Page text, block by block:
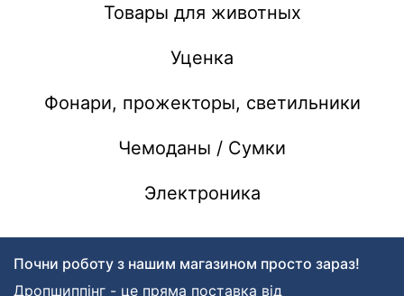
Товары для животных
Уценка
Фонари, прожекторы, светильники
Чемоданы / Сумки
Электроника
Почни роботу з нашим магазином просто зараз!
Дропшиппінг - це пряма поставка від